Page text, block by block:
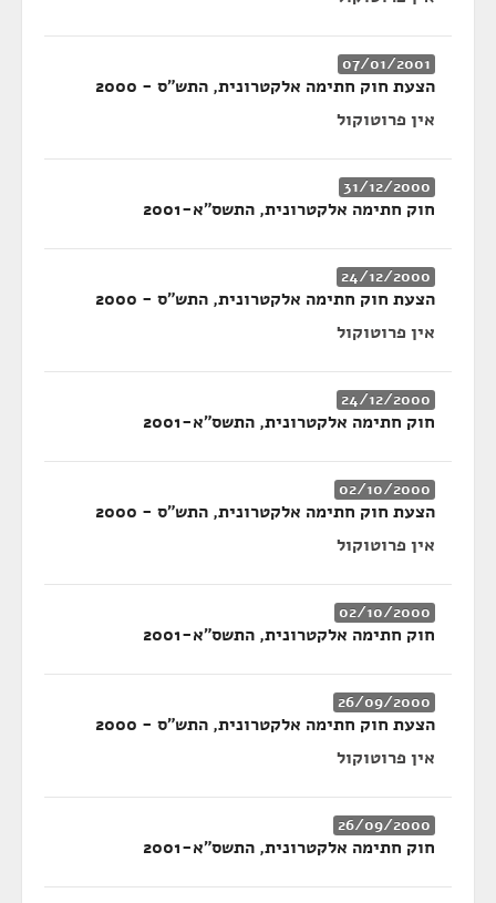
07/01/2001
הצעת חוק חתימה אלקטרונית, התש"ס - 2000
אין פרוטוקול
31/12/2000
חוק חתימה אלקטרונית, התשס"א-2001
24/12/2000
הצעת חוק חתימה אלקטרונית, התש״ס - 2000
אין פרוטוקול
24/12/2000
חוק חתימה אלקטרונית, התשס"א-2001
02/10/2000
הצעת חוק חתימה אלקטרונית, התש״ס - 2000
אין פרוטוקול
02/10/2000
חוק חתימה אלקטרונית, התשס"א-2001
26/09/2000
הצעת חוק חתימה אלקטרונית, התש״ס - 2000
אין פרוטוקול
26/09/2000
חוק חתימה אלקטרונית, התשס"א-2001